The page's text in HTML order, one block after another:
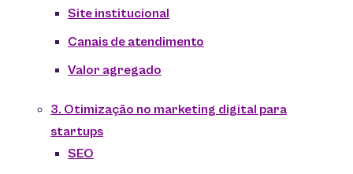
Site institucional
Canais de atendimento
Valor agregado
3. Otimização no marketing digital para
startups
SEO